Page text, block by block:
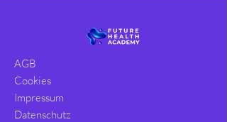
AGB
Cookies
Impressum
Datenschutz